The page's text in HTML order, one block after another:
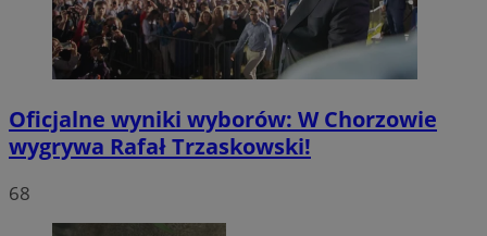
Oficjalne wyniki wyborów: W Chorzowie
wygrywa Rafał Trzaskowski!
68